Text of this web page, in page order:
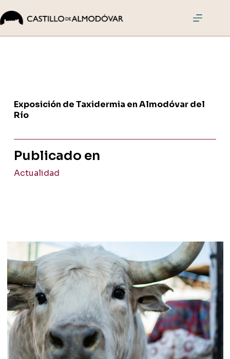
al
contenido
El
Comprar
entradas
Exposición de Taxidermia en Almodóvar del
Río
Publicado en
Actualidad